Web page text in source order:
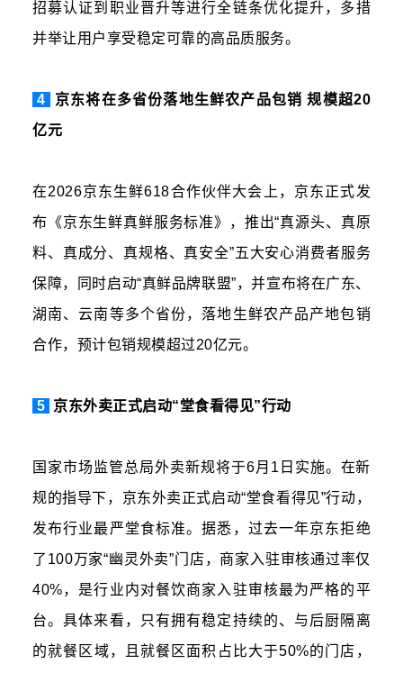
招募认证到职业晋升等进行全链条优化提升，多措
并举让用户享受稳定可靠的高品质服务。
4
京东将在多省份落地生鲜农产品包销 规模超20
亿元
在2026京东生鲜618合作伙伴大会上，京东正式发
布《京东生鲜真鲜服务标准》，推出“真源头、真原
料、真成分、真规格、真安全”五大安心消费者服务
保障，同时启动“真鲜品牌联盟”，并宣布将在广东、
湖南、云南等多个省份，落地生鲜农产品产地包销
合作，预计包销规模超过20亿元。
5 京东外卖正式启动“堂食看得见”行动
国家市场监管总局外卖新规将于6月1日实施。在新
规的指导下，京东外卖正式启动“堂食看得见”行动，
发布行业最严堂食标准。据悉，过去一年京东拒绝
了100万家“幽灵外卖”门店，商家入驻审核通过率仅
40%，是行业内对餐饮商家入驻审核最为严格的平
台。具体来看，只有拥有稳定持续的、与后厨隔离
的就餐区域，且就餐区面积占比大于50%的门店，